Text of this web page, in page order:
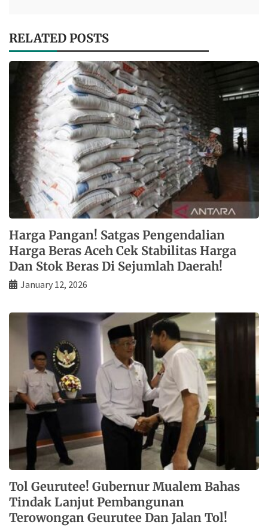
RELATED POSTS
Harga Pangan! Satgas Pengendalian
Harga Beras Aceh Cek Stabilitas Harga
Dan Stok Beras Di Sejumlah Daerah!
January 12, 2026
Tol Geurutee! Gubernur Mualem Bahas
Tindak Lanjut Pembangunan
Terowongan Geurutee Dan Jalan Tol!